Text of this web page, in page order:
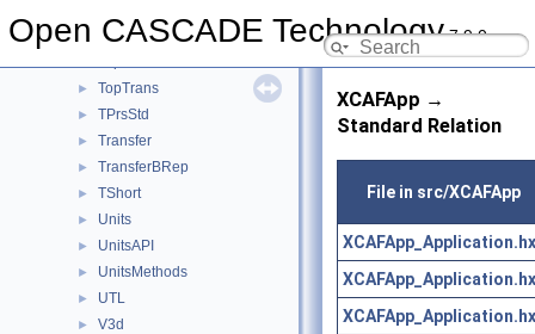
Open CASCADE Technology7.9.0
TopOpeBRepTool
► TopTrans
► TPrsStd
► Transfer
► TransferBRep
► TShort
► Units
► UnitsAPI
► UnitsMethods
► UTL
► V3d
XCAFApp →
Standard Relation
File in src/XCAFApp